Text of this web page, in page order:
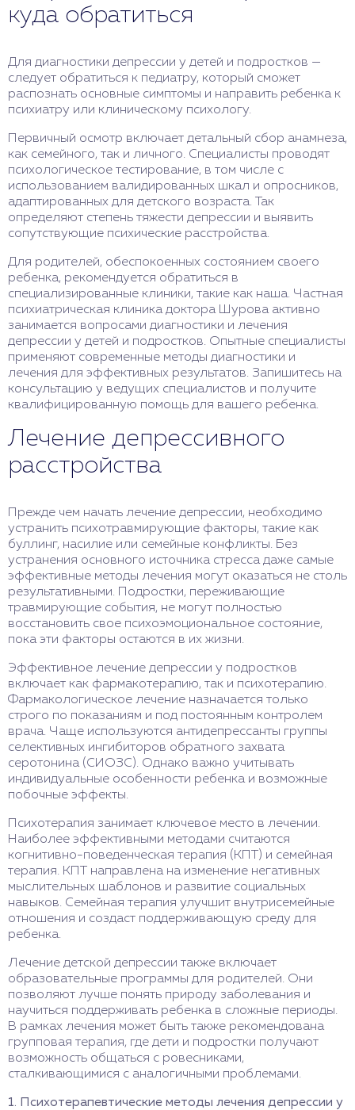
участие в творческих проектах также
способствуют снижению риска развития
конфликты конструктивным образом.
куда обратиться
Для диагностики депрессии у детей и подростков —
следует обратиться к педиатру, который сможет
распознать основные симптомы и направить ребенка к
психиатру или клиническому психологу.
Первичный осмотр включает детальный сбор анамнеза,
как семейного, так и личного. Специалисты проводят
психологическое тестирование, в том числе с
использованием валидированных шкал и опросников,
адаптированных для детского возраста. Так
определяют степень тяжести депрессии и выявить
сопутствующие психические расстройства.
Для родителей, обеспокоенных состоянием своего
ребенка, рекомендуется обратиться в
специализированные клиники, такие как наша. Частная
психиатрическая клиника доктора Шурова активно
занимается вопросами диагностики и лечения
депрессии у детей и подростков. Опытные специалисты
применяют современные методы диагностики и
лечения для эффективных результатов. Запишитесь на
консультацию у ведущих специалистов и получите
квалифицированную помощь для вашего ребенка.
Лечение депрессивного
расстройства
Прежде чем начать лечение депрессии, необходимо
устранить психотравмирующие факторы, такие как
буллинг, насилие или семейные конфликты. Без
устранения основного источника стресса даже самые
эффективные методы лечения могут оказаться не столь
результативными. Подростки, переживающие
травмирующие события, не могут полностью
восстановить свое психоэмоциональное состояние,
пока эти факторы остаются в их жизни.
Эффективное лечение депрессии у подростков
включает как фармакотерапию, так и психотерапию.
Фармакологическое лечение назначается только
строго по показаниям и под постоянным контролем
врача. Чаще используются антидепрессанты группы
селективных ингибиторов обратного захвата
серотонина (СИОЗС). Однако важно учитывать
индивидуальные особенности ребенка и возможные
побочные эффекты.
Психотерапия занимает ключевое место в лечении.
Наиболее эффективными методами считаются
когнитивно-поведенческая терапия (КПТ) и семейная
терапия. КПТ направлена на изменение негативных
мыслительных шаблонов и развитие социальных
навыков. Семейная терапия улучшит внутрисемейные
отношения и создаст поддерживающую среду для
ребенка.
Лечение детской депрессии также включает
образовательные программы для родителей. Они
позволяют лучше понять природу заболевания и
научиться поддерживать ребенка в сложные периоды.
В рамках лечения может быть также рекомендована
групповая терапия, где дети и подростки получают
возможность общаться с ровесниками,
сталкивающимися с аналогичными проблемами.
1. Психотерапевтические методы лечения депрессии у